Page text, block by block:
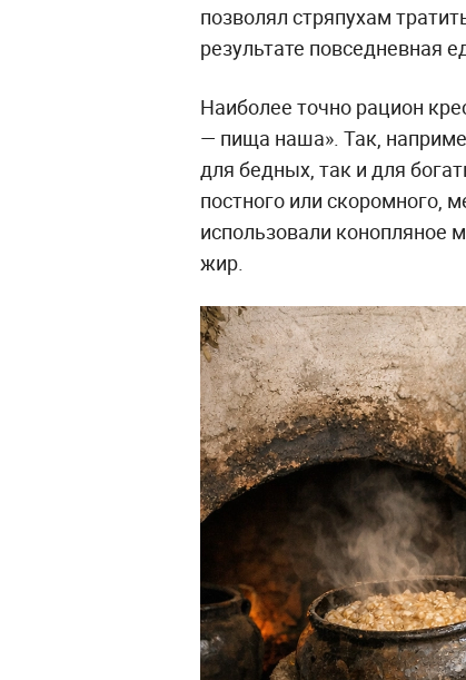
позволял стряпухам
результате повседневная
Наиболее точно рацион
— пища наша». Так,
для бедных, так и для
постного или скоромного,
использовали конопляное
жир.